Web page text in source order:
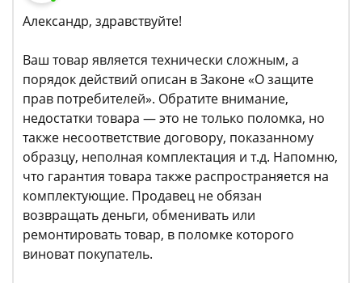
Александр, здравствуйте!
Ваш товар является технически сложным, а
порядок действий описан в Законе «О защите
прав потребителей». Обратите внимание,
недостатки товара — это не только поломка, но
также несоответствие договору, показанному
образцу, неполная комплектация и т.д. Напомню,
что гарантия товара также распространяется на
комплектующие. Продавец не обязан
возвращать деньги, обменивать или
ремонтировать товар, в поломке которого
виноват покупатель.